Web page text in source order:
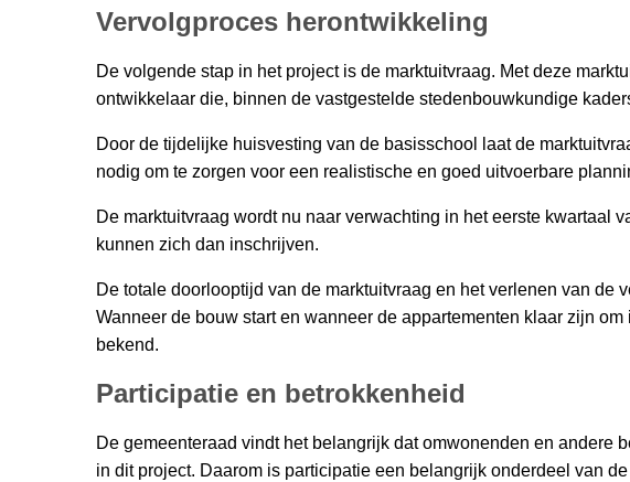
Vervolgproces herontwikkeling
De volgende stap in het project is de marktuitvraag. Met deze
ontwikkelaar die, binnen de vastgestelde stedenbouwkundige
Door de tijdelijke huisvesting van de basisschool laat de
nodig om te zorgen voor een realistische en goed uitvoerbare
De marktuitvraag wordt nu naar verwachting in het eerste kwartaal
kunnen zich dan inschrijven.
De totale doorlooptijd van de marktuitvraag en het verlenen van de
Wanneer de bouw start en wanneer de appartementen klaar zijn
bekend.
Participatie en betrokkenheid
De gemeenteraad vindt het belangrijk dat omwonenden en andere
in dit project. Daarom is participatie een belangrijk onderdeel van